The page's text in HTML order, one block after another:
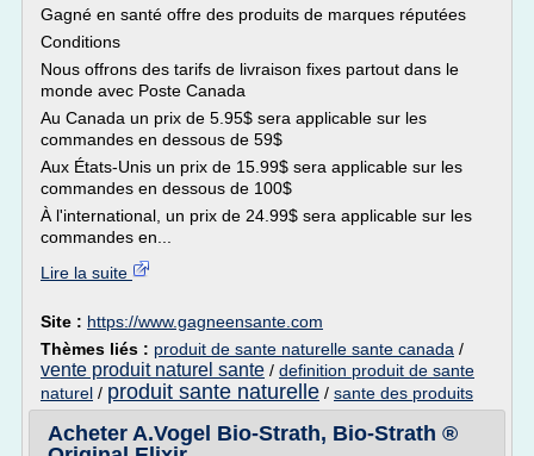
Gagné en santé offre des produits de marques réputées
Conditions
Nous offrons des tarifs de livraison fixes partout dans le
monde avec Poste Canada
Au Canada un prix de 5.95$ sera applicable sur les
commandes en dessous de 59$
Aux États-Unis un prix de 15.99$ sera applicable sur les
commandes en dessous de 100$
À l'international, un prix de 24.99$ sera applicable sur les
commandes en...
Lire la suite
Site : https://www.gagneensante.com
Thèmes liés : produit de sante naturelle sante canada /
vente produit naturel sante / definition produit de sante
naturel / produit sante naturelle / sante des produits
Acheter A.Vogel Bio-Strath, Bio-Strath ®